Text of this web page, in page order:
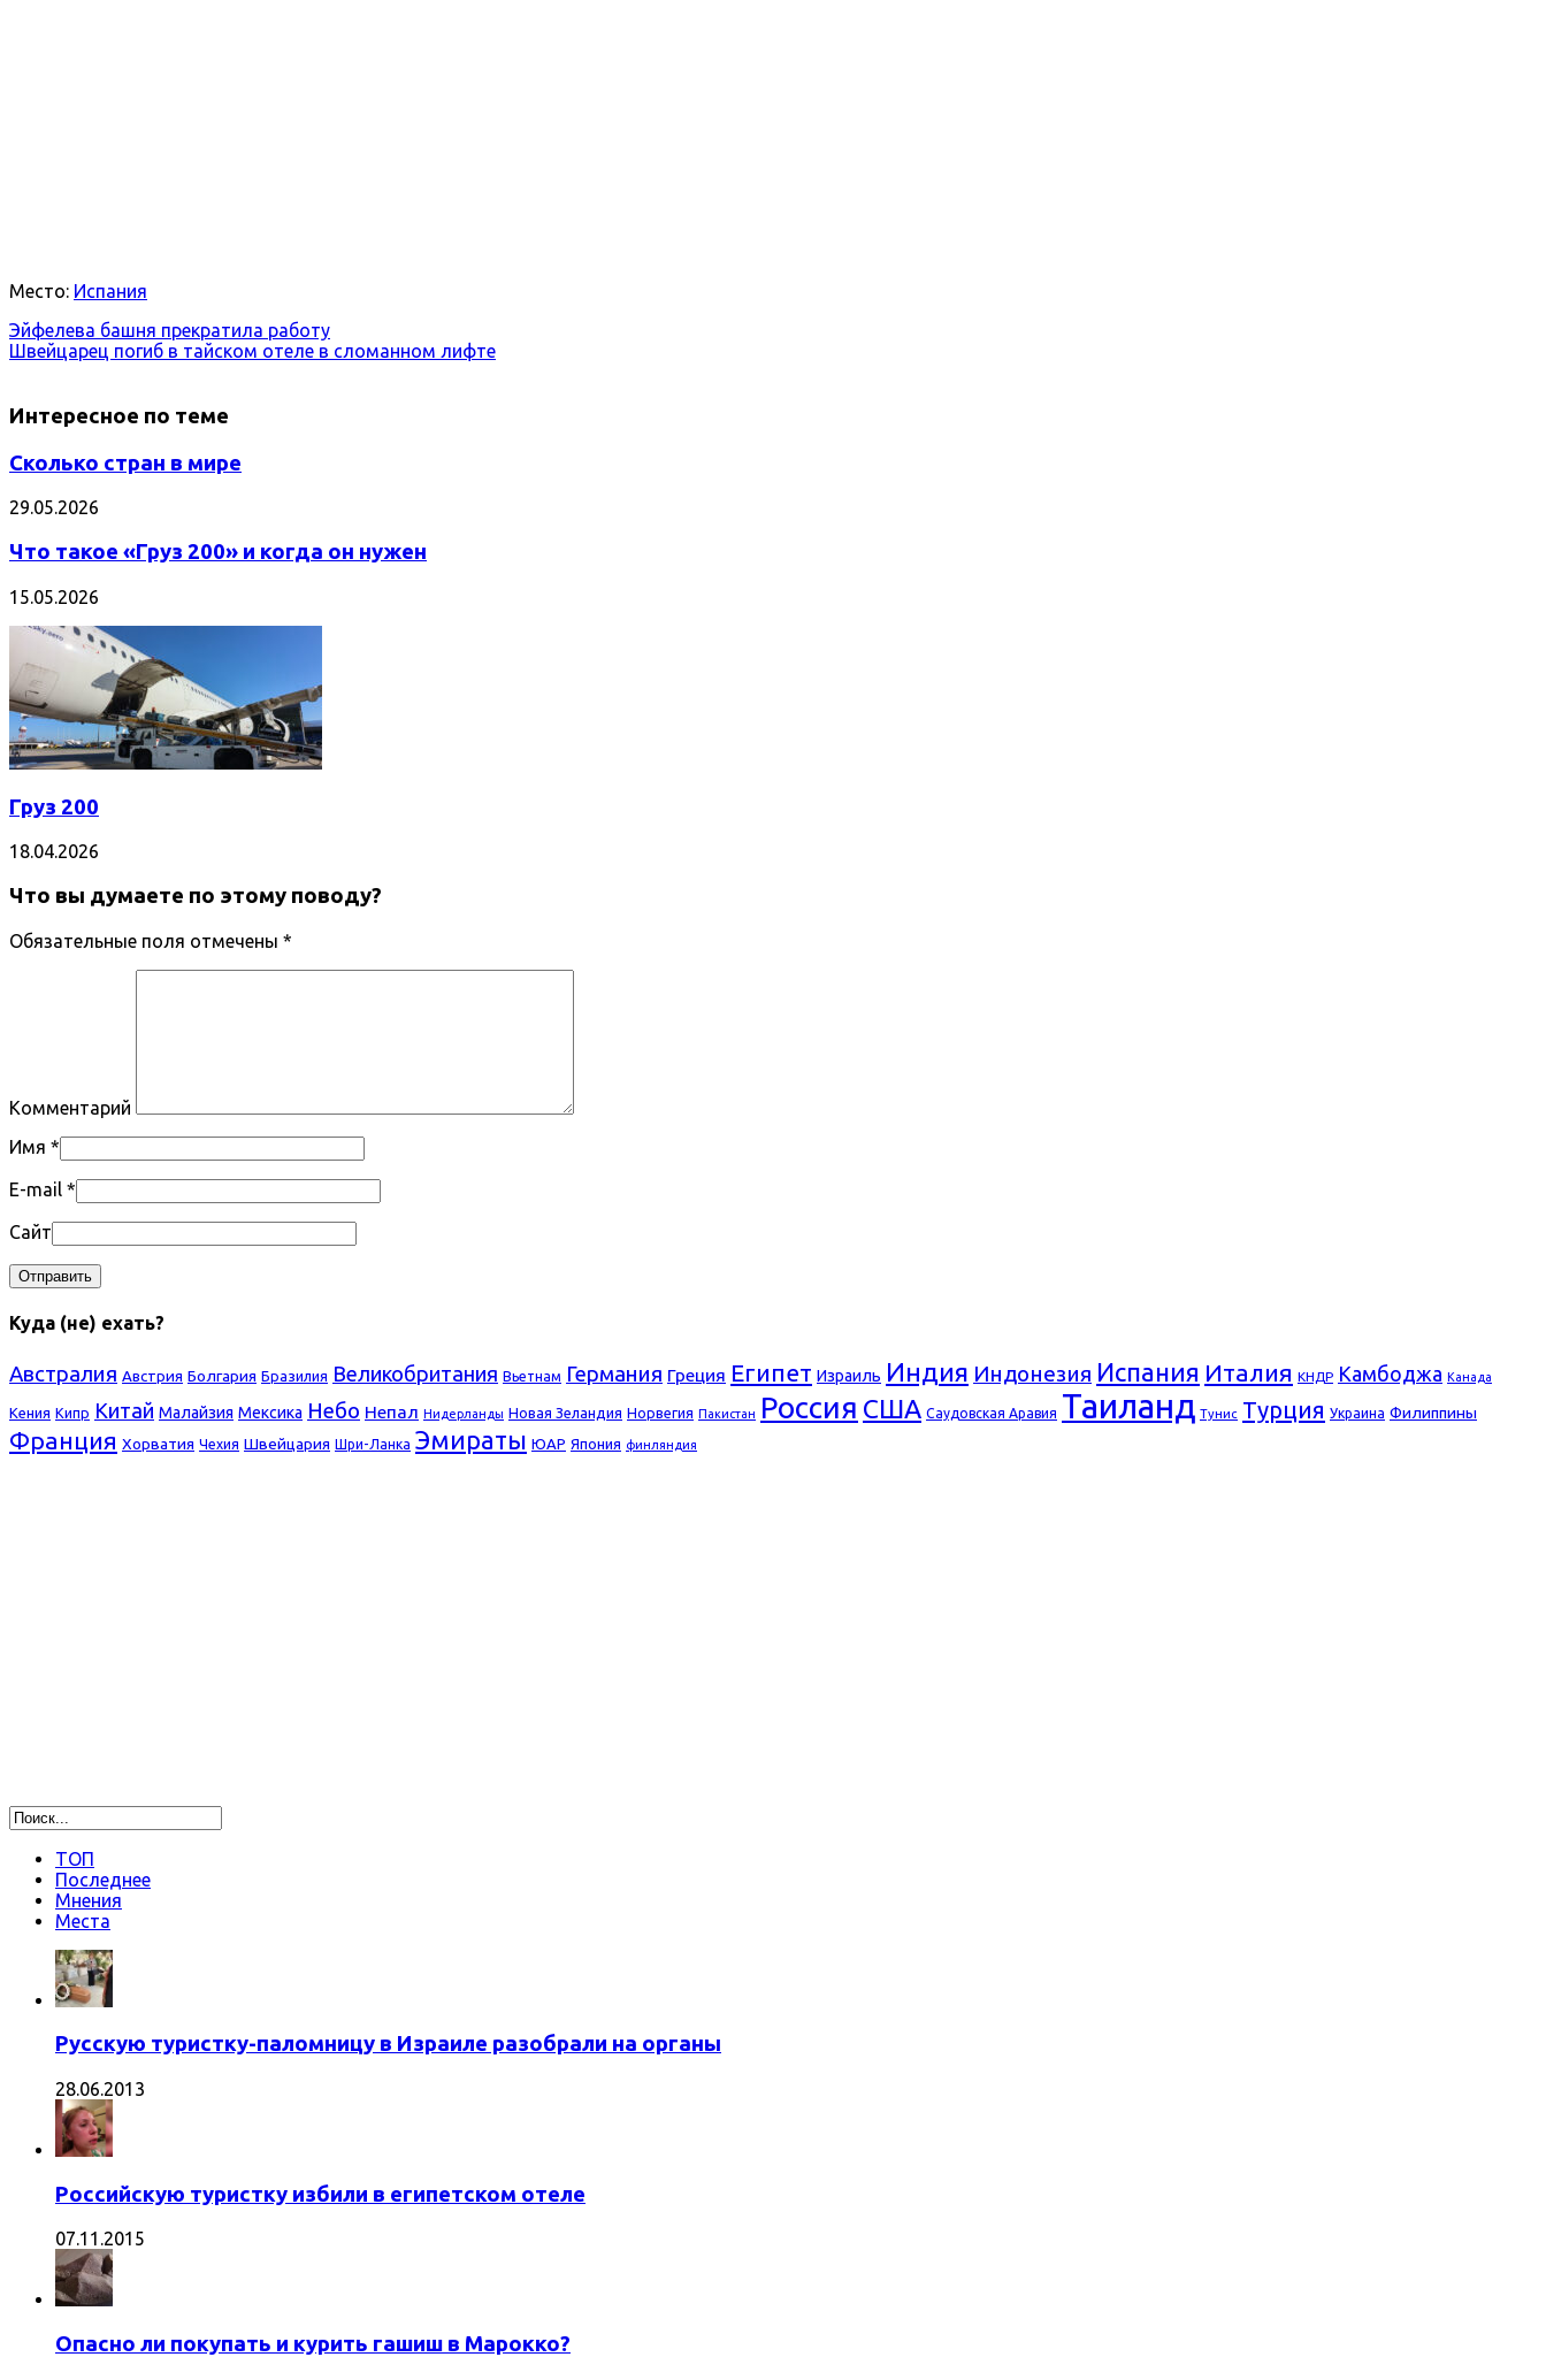
Место: Испания
Эйфелева башня прекратила работу
Швейцарец погиб в тайском отеле в сломанном лифте
Интересное по теме
Сколько стран в мире
29.05.2026
Что такое «Груз 200» и когда он нужен
15.05.2026
Груз 200
18.04.2026
Что вы думаете по этому поводу?
Обязательные поля отмечены *
Комментарий
Имя *
E-mail *
Сайт
Куда (не) ехать?
Австралия Австрия Болгария Бразилия Великобритания Вьетнам Германия Греция Египет Израиль Индия Индонезия Испания Италия КНДР Камбоджа Канада
Кения Кипр Китай Малайзия Мексика Небо Непал Нидерланды Новая Зеландия Норвегия Пакистан Россия США Саудовская Аравия Таиланд Тунис Турция Украина Филиппины
Франция Хорватия Чехия Швейцария Шри-Ланка Эмираты ЮАР Япония финляндия
ТОП
Последнее
Мнения
Места
Русскую туристку-паломницу в Израиле разобрали на органы
28.06.2013
Российскую туристку избили в египетском отеле
07.11.2015
Опасно ли покупать и курить гашиш в Марокко?